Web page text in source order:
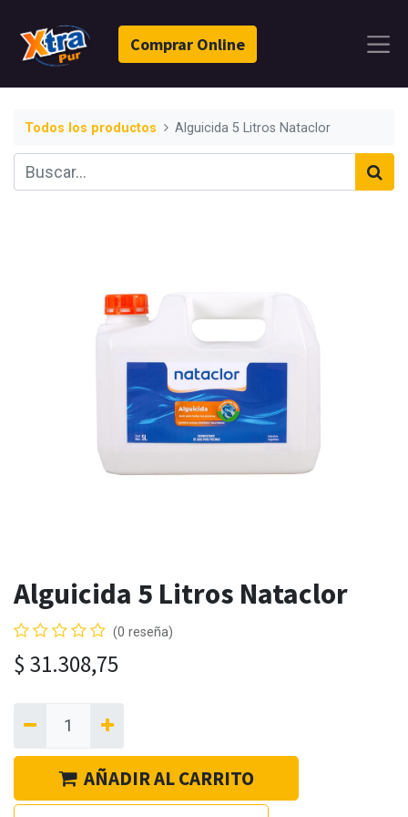
Comprar Online
Todos los productos Alguicida 5 Litros Nataclor
Alguicida 5 Litros Nataclor
(0 reseña)
$ 31.308,75
AÑADIR AL CARRITO